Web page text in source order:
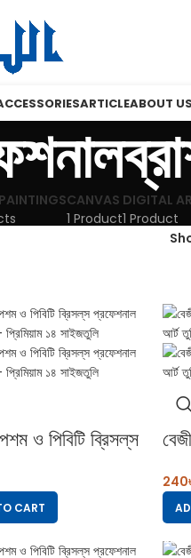
ARTICLEABOUT US
CANVAS
1 Product
DIGITAL
1 Product
ও পিবিটি ব্রিসল্‌স
১৪ সাইজতুলি
CART
240